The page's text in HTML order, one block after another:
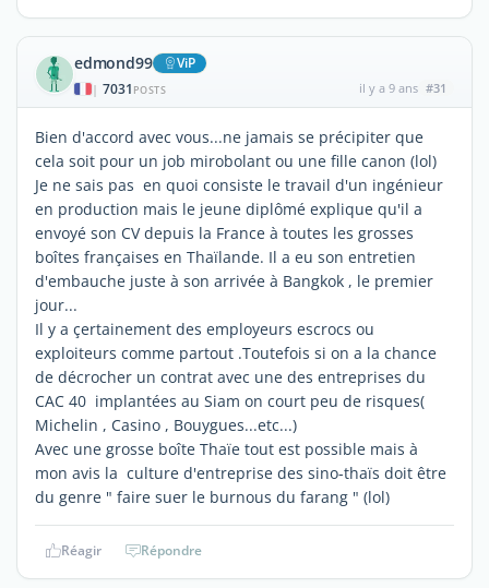
edmond99 ViP
| 7031 POSTS il y a 9 ans #31
Bien d'accord avec vous...ne jamais se précipiter que
cela soit pour un job mirobolant ou une fille canon (lol)
Je ne sais pas en quoi consiste le travail d'un ingénieur
en production mais le jeune diplômé explique qu'il a
envoyé son CV depuis la France à toutes les grosses
boîtes françaises en Thaïlande. Il a eu son entretien
d'embauche juste à son arrivée à Bangkok , le premier
jour...
Il y a çertainement des employeurs escrocs ou
exploiteurs comme partout .Toutefois si on a la chance
de décrocher un contrat avec une des entreprises du
CAC 40 implantées au Siam on court peu de risques(
Michelin , Casino , Bouygues...etc...)
Avec une grosse boîte Thaïe tout est possible mais à
mon avis la culture d'entreprise des sino-thaïs doit être
du genre " faire suer le burnous du farang " (lol)
Réagir Répondre